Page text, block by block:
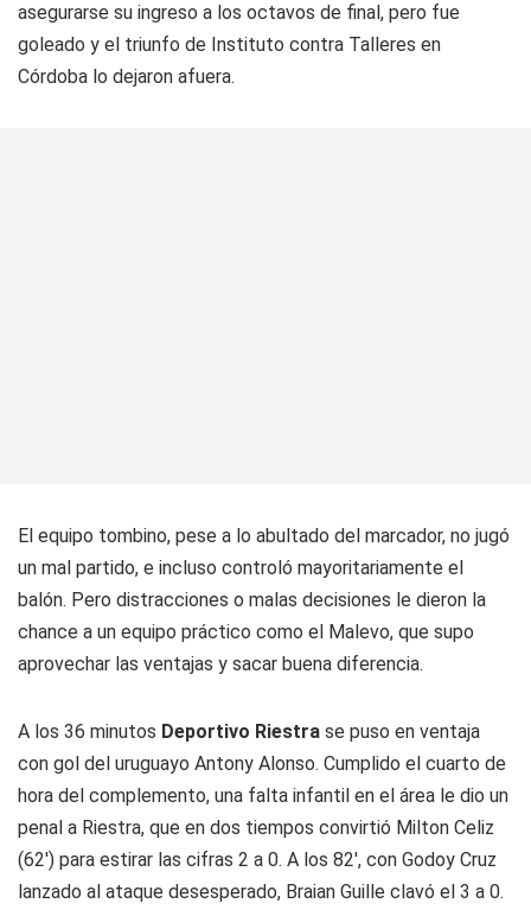
asegurarse su ingreso a los octavos de final, pero fue
goleado y el triunfo de Instituto contra Talleres en
Córdoba lo dejaron afuera.
El equipo tombino, pese a lo abultado del marcador, no jugó
un mal partido, e incluso controló mayoritariamente el
balón. Pero distracciones o malas decisiones le dieron la
chance a un equipo práctico como el Malevo, que supo
aprovechar las ventajas y sacar buena diferencia.
A los 36 minutos Deportivo Riestra se puso en ventaja
con gol del uruguayo Antony Alonso. Cumplido el cuarto de
hora del complemento, una falta infantil en el área le dio un
penal a Riestra, que en dos tiempos convirtió Milton Celiz
(62') para estirar las cifras 2 a 0. A los 82', con Godoy Cruz
lanzado al ataque desesperado, Braian Guille clavó el 3 a 0.